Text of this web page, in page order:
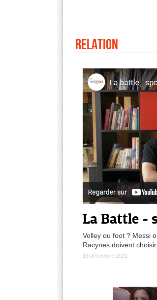
Relation
La Battle -
Volley ou foot ? Messi
Racynes doivent
13 décembre 2021